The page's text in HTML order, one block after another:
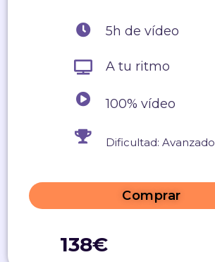
5h de vídeo
A tu ritmo
100% vídeo
Dificultad: Avanzado
Comprar
138€